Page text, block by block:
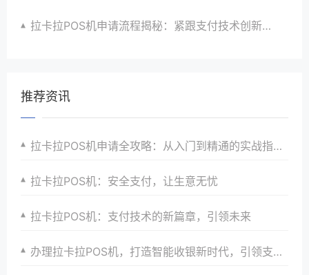
拉卡拉POS机申请流程揭秘：紧跟支付技术创新步伐，抢占市场先机
推荐资讯
拉卡拉POS机申请全攻略：从入门到精通的实战指南与案例分析
拉卡拉POS机：安全支付，让生意无忧
拉卡拉POS机：支付技术的新篇章，引领未来
办理拉卡拉POS机，打造智能收银新时代，引领支付潮流